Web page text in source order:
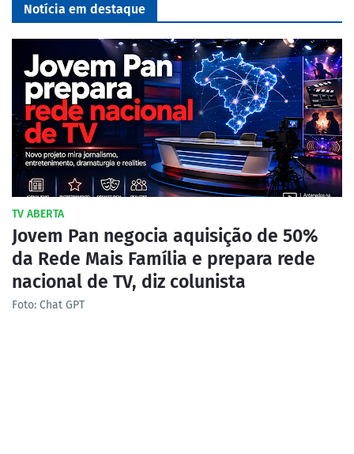
Notícia em destaque
TV ABERTA
Jovem Pan negocia aquisição de 50%
da Rede Mais Família e prepara rede
nacional de TV, diz colunista
Foto: Chat GPT